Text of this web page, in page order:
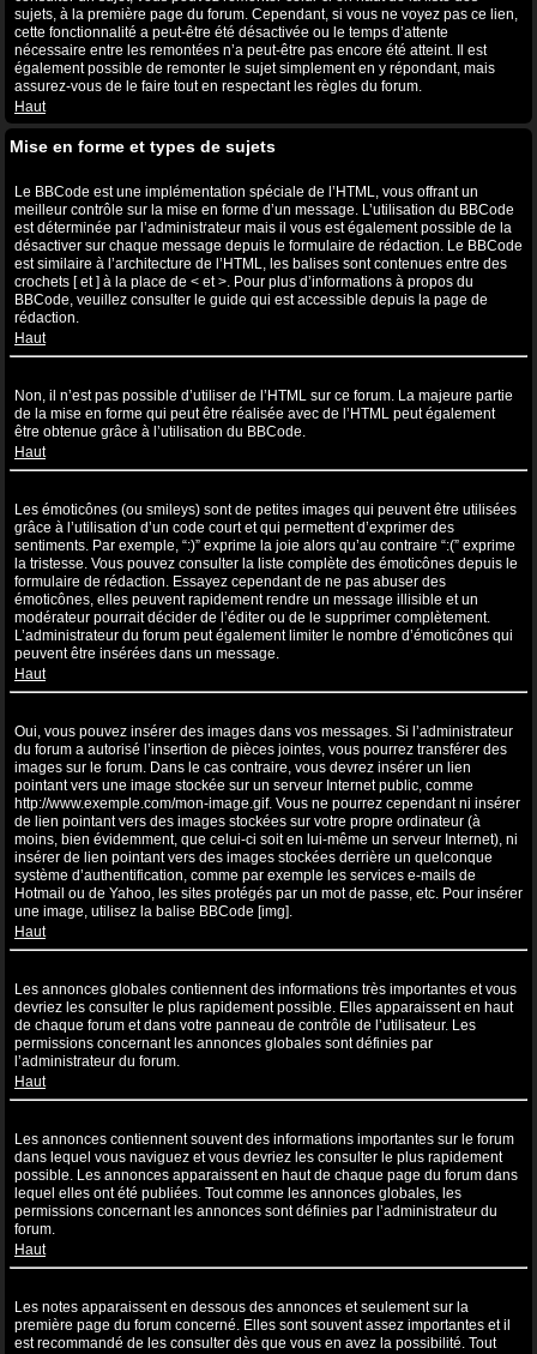
sujets, à la première page du forum. Cependant, si vous ne voyez pas ce lien,
cette fonctionnalité a peut-être été désactivée ou le temps d’attente
nécessaire entre les remontées n’a peut-être pas encore été atteint. Il est
également possible de remonter le sujet simplement en y répondant, mais
assurez-vous de le faire tout en respectant les règles du forum.
Haut
Mise en forme et types de sujets
Le BBCode est une implémentation spéciale de l’HTML, vous offrant un
meilleur contrôle sur la mise en forme d’un message. L’utilisation du BBCode
est déterminée par l’administrateur mais il vous est également possible de la
désactiver sur chaque message depuis le formulaire de rédaction. Le BBCode
est similaire à l’architecture de l’HTML, les balises sont contenues entre des
crochets [ et ] à la place de < et >. Pour plus d’informations à propos du
BBCode, veuillez consulter le guide qui est accessible depuis la page de
rédaction.
Haut
Non, il n’est pas possible d’utiliser de l’HTML sur ce forum. La majeure partie
de la mise en forme qui peut être réalisée avec de l’HTML peut également
être obtenue grâce à l’utilisation du BBCode.
Haut
Les émoticônes (ou smileys) sont de petites images qui peuvent être utilisées
grâce à l’utilisation d’un code court et qui permettent d’exprimer des
sentiments. Par exemple, “:)” exprime la joie alors qu’au contraire “:(” exprime
la tristesse. Vous pouvez consulter la liste complète des émoticônes depuis le
formulaire de rédaction. Essayez cependant de ne pas abuser des
émoticônes, elles peuvent rapidement rendre un message illisible et un
modérateur pourrait décider de l’éditer ou de le supprimer complètement.
L’administrateur du forum peut également limiter le nombre d’émoticônes qui
peuvent être insérées dans un message.
Haut
Oui, vous pouvez insérer des images dans vos messages. Si l’administrateur
du forum a autorisé l’insertion de pièces jointes, vous pourrez transférer des
images sur le forum. Dans le cas contraire, vous devrez insérer un lien
pointant vers une image stockée sur un serveur Internet public, comme
http://www.exemple.com/mon-image.gif. Vous ne pourrez cependant ni insérer
de lien pointant vers des images stockées sur votre propre ordinateur (à
moins, bien évidemment, que celui-ci soit en lui-même un serveur Internet), ni
insérer de lien pointant vers des images stockées derrière un quelconque
système d’authentification, comme par exemple les services e-mails de
Hotmail ou de Yahoo, les sites protégés par un mot de passe, etc. Pour insérer
une image, utilisez la balise BBCode [img].
Haut
Les annonces globales contiennent des informations très importantes et vous
devriez les consulter le plus rapidement possible. Elles apparaissent en haut
de chaque forum et dans votre panneau de contrôle de l’utilisateur. Les
permissions concernant les annonces globales sont définies par
l’administrateur du forum.
Haut
Les annonces contiennent souvent des informations importantes sur le forum
dans lequel vous naviguez et vous devriez les consulter le plus rapidement
possible. Les annonces apparaissent en haut de chaque page du forum dans
lequel elles ont été publiées. Tout comme les annonces globales, les
permissions concernant les annonces sont définies par l’administrateur du
forum.
Haut
Les notes apparaissent en dessous des annonces et seulement sur la
première page du forum concerné. Elles sont souvent assez importantes et il
est recommandé de les consulter dès que vous en avez la possibilité. Tout